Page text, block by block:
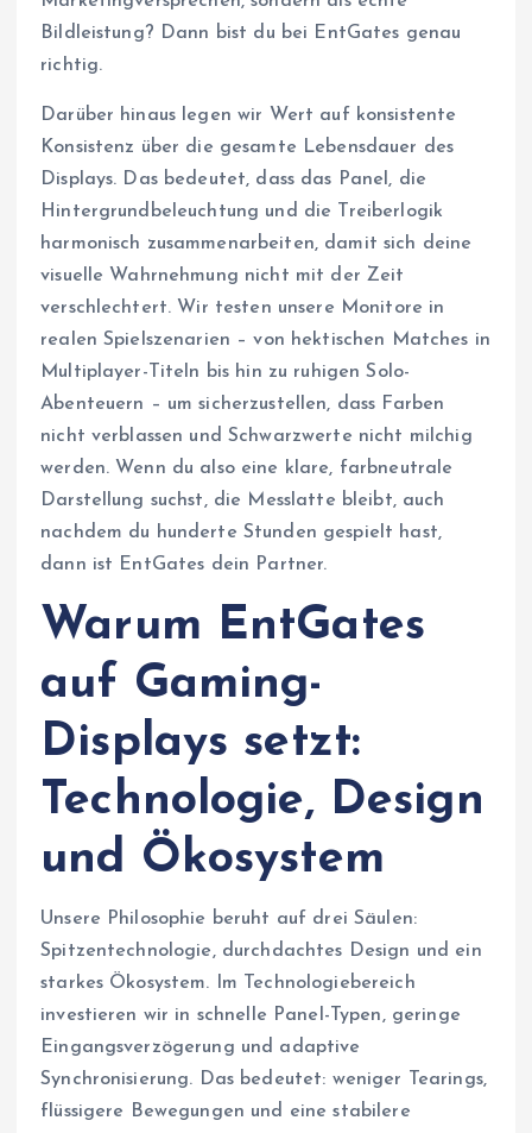
Bildleistung? Dann bist du bei EntGates genau
richtig.
Darüber hinaus legen wir Wert auf konsistente
Konsistenz über die gesamte Lebensdauer des
Displays. Das bedeutet, dass das Panel, die
Hintergrundbeleuchtung und die Treiberlogik
harmonisch zusammenarbeiten, damit sich deine
visuelle Wahrnehmung nicht mit der Zeit
verschlechtert. Wir testen unsere Monitore in
realen Spielszenarien – von hektischen Matches in
Multiplayer-Titeln bis hin zu ruhigen Solo-
Abenteuern – um sicherzustellen, dass Farben
nicht verblassen und Schwarzwerte nicht milchig
werden. Wenn du also eine klare, farbneutrale
Darstellung suchst, die Messlatte bleibt, auch
nachdem du hunderte Stunden gespielt hast,
dann ist EntGates dein Partner.
Warum EntGates
auf Gaming-
Displays setzt:
Technologie, Design
und Ökosystem
Unsere Philosophie beruht auf drei Säulen:
Spitzentechnologie, durchdachtes Design und ein
starkes Ökosystem. Im Technologiebereich
investieren wir in schnelle Panel-Typen, geringe
Eingangsverzögerung und adaptive
Synchronisierung. Das bedeutet: weniger Tearings,
flüssigere Bewegungen und eine stabilere